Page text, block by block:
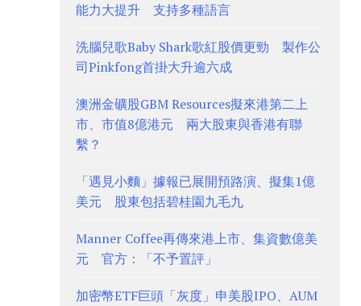
能力大提升 支持多種語言
洗腦兒歌Baby Shark歌紅股價更勁 製作公
司Pinkfong首掛大升逾六成
澳洲金礦股GBM Resources擬來港第二上
市、市值8億港元 兩大股東與香港有聯
繫？
「遇見小麵」據報已展開預路演、擬集1億
美元 股東包括碧桂園九毛九
Manner Coffee再傳來港上市、集資數億美
元 官方：「不予置評」
加密幣ETF巨頭「灰度」申美股IPO、AUM